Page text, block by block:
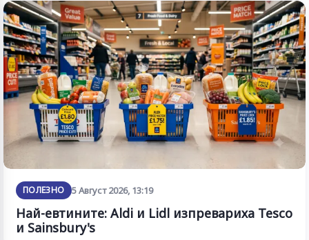
ПОЛЕЗНО 5 Август 2026, 13:19
Най-евтините: Aldi и Lidl изпревариха Tesco
и Sainsbury's